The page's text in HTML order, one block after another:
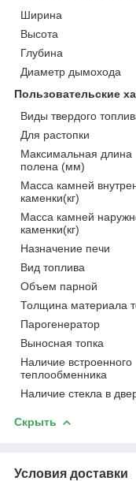
Ширина
Высота
Глубина
Диаметр дымохода
Пользовательские
Виды твердого
Для растопки
Максимальная длина
полена (мм)
Масса камней
каменки(кг)
Масса камней
каменки(кг)
Назначение печи
Вид топлива
Объем парной
Толщина материала
Парогенератор
Выносная топка
Наличие встроенного
теплообменника
Наличие стекла в
Скрыть
Условия доставки